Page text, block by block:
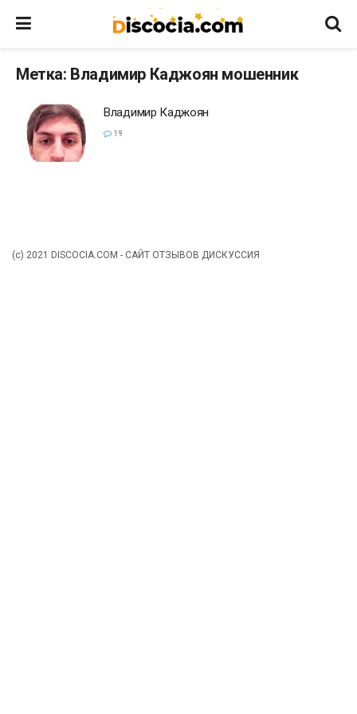
Метка: Владимир Каджоян мошенник
Владимир Каджоян
19
(c) 2021 DISCOCIA.COM - САЙТ ОТЗЫВОВ ДИСКУССИЯ